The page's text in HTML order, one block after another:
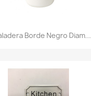
Borde Negro Diam...